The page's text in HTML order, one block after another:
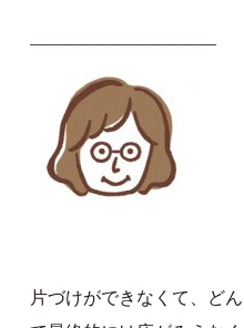
——————————–
片づけができなくて、ど